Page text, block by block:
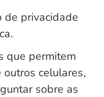
de privacidade
que permitem
celulares,
sobre as